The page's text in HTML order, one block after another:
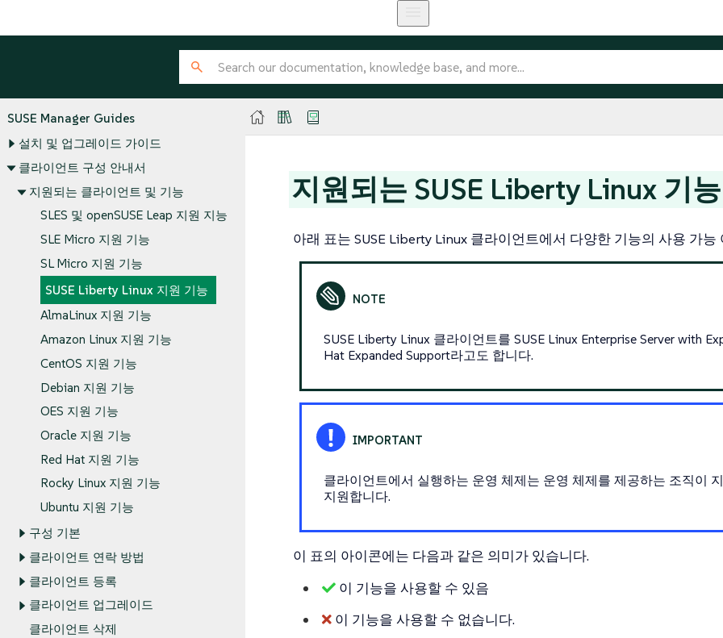
SUSE Manager Guides
설치 및 업그레이드 가이드
클라이언트 구성 안내서
지원되는 클라이언트 및 기능
SLES 및 openSUSE Leap 지원 지능
SLE Micro 지원 기능
SL Micro 지원 기능
SUSE Liberty Linux 지원 기능
AlmaLinux 지원 기능
Amazon Linux 지원 기능
CentOS 지원 기능
Debian 지원 기능
OES 지원 기능
Oracle 지원 기능
Red Hat 지원 기능
Rocky Linux 지원 기능
Ubuntu 지원 기능
구성 기본
클라이언트 연락 방법
클라이언트 등록
클라이언트 업그레이드
클라이언트 삭제
지원되는 SUSE Liberty Linux 기능
아래 표는 SUSE Liberty Linux 클라이언트에서 다양한 기능의 사용 가
SUSE Liberty Linux 클라이언트를 SUSE Linux Enterprise Server with
Hat Expanded Support라고도 합니다.
클라이언트에서 실행하는 운영 체제는 운영 체제를 제공하는 조직이
지원합니다.
이 표의 아이콘에는 다음과 같은 의미가 있습니다.
이 기능을 사용할 수 있음
이 기능을 사용할 수 없습니다.